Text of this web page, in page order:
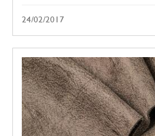
24/02/2017